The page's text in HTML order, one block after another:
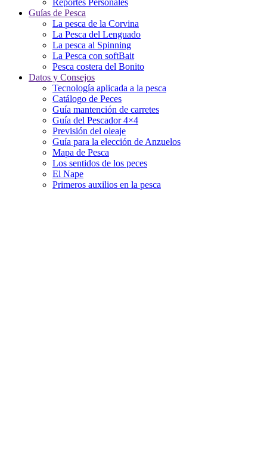
Reportes Personales
Guías de Pesca
La pesca de la Corvina
La Pesca del Lenguado
La pesca al Spinning
La Pesca con softBait
Pesca costera del Bonito
Datos y Consejos
Tecnología aplicada a la pesca
Catálogo de Peces
Guía mantención de carretes
Guía del Pescador 4×4
Previsión del oleaje
Guía para la elección de Anzuelos
Mapa de Pesca
Los sentidos de los peces
El Nape
Primeros auxilios en la pesca